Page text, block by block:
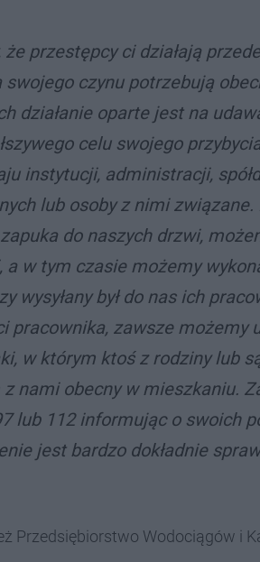
że przestępcy ci działają
czynu potrzebują
działanie oparte jest na
celu swojego
instytucji, administracji,
lub osoby z nimi
do naszych drzwi,
a w tym czasie możemy
wysyłany był do nas ich
pracownika, zawsze możemy
w którym ktoś z rodziny lub
nami obecny w mieszkaniu.
lub 112 informując o swoich
jest bardzo dokładnie
Przedsiębiorstwo Wodociągów i